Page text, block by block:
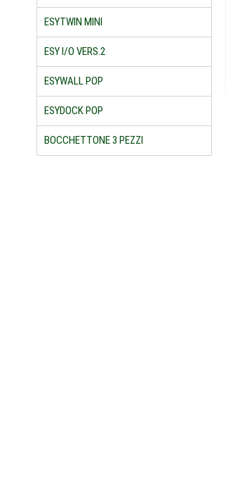
ESYTWIN MINI
ESY I/O VERS.2
ESYWALL POP
ESYDOCK POP
BOCCHETTONE 3 PEZZI